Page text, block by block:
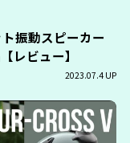
振動スピーカー
レビュー】
2023.07.4 UP